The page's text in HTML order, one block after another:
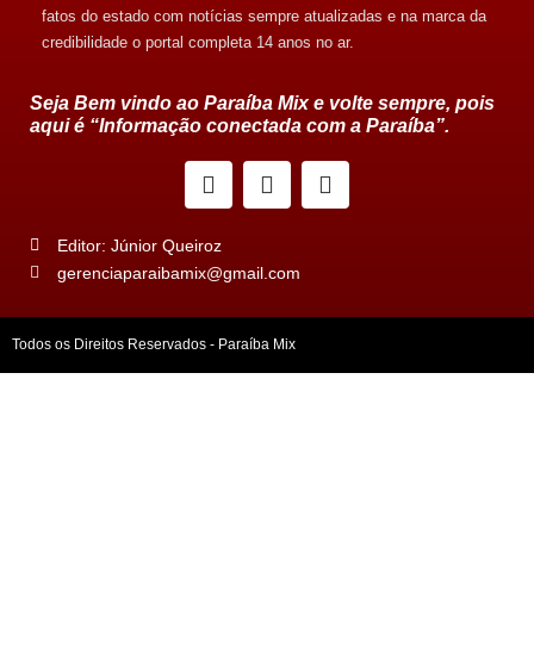
fatos do estado com notícias sempre atualizadas e na marca da
credibilidade o portal completa 14 anos no ar.
Seja Bem vindo ao Paraíba Mix e volte sempre, pois
aqui é “Informação conectada com a Paraíba”.
Editor: Júnior Queiroz
gerenciaparaibamix@gmail.com
Todos os Direitos Reservados - Paraíba Mix